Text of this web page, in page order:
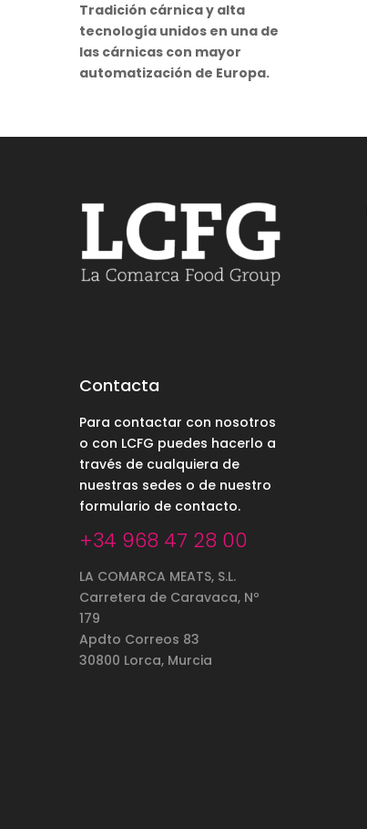
Tradición cárnica y alta
tecnología unidos en una de
las cárnicas con mayor
automatización de Europa.
Contacta
Para contactar con nosotros
o con LCFG puedes hacerlo a
través de cualquiera de
nuestras sedes o de nuestro
formulario de contacto.
+34 968 47 28 00
LA COMARCA MEATS, S.L.
Carretera de Caravaca, Nº
179
Apdto Correos 83
30800 Lorca, Murcia